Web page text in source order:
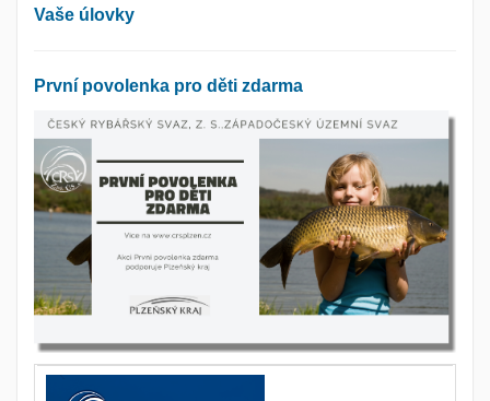
Vaše úlovky
První povolenka pro děti zdarma